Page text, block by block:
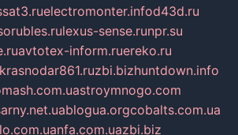
electromonter.infod43d.ru
lexus-sense.runpr.su
avtotex-inform.ruereko.ru
krasnodar861.ruzbi.bizhuntdown.info
stroymnogo.com
blogua.orgcobalts.com.ua
nfa.com.uazbi.biz